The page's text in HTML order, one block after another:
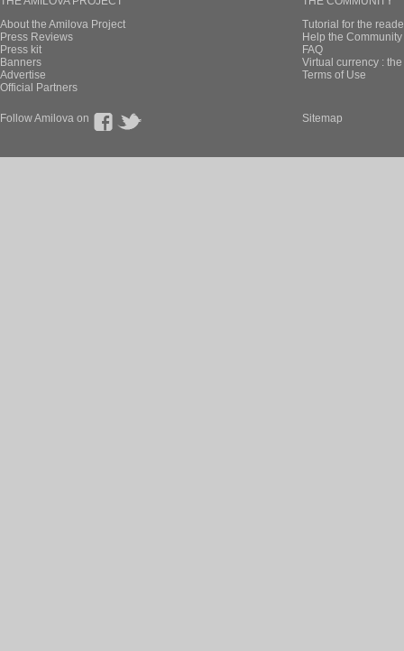
About the Amilova Project
Press Reviews
Press kit
Banners
Advertise
Official Partners
Tutorial for the
Help the
FAQ
Virtual currency :
Terms of Use
Follow Amilova on Sitemap